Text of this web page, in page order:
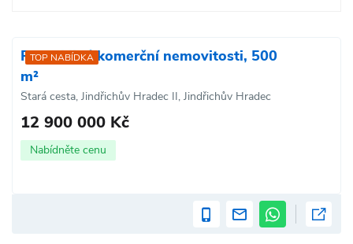
TOP NABÍDKA
Prodej jiné komerční nemovitosti, 500
m²
Stará cesta, Jindřichův Hradec II, Jindřichův Hradec
12 900 000 Kč
Nabídněte cenu